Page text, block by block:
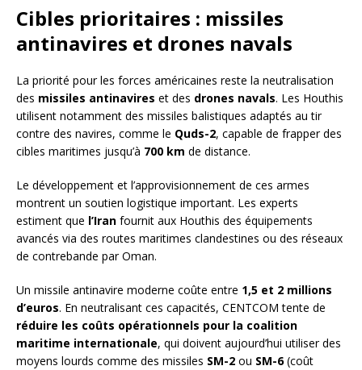
Cibles prioritaires : missiles
antinavires et drones navals
La priorité pour les forces américaines reste la neutralisation
des missiles antinavires et des drones navals. Les Houthis
utilisent notamment des missiles balistiques adaptés au tir
contre des navires, comme le Quds-2, capable de frapper des
cibles maritimes jusqu’à 700 km de distance.
Le développement et l’approvisionnement de ces armes
montrent un soutien logistique important. Les experts
estiment que l’Iran fournit aux Houthis des équipements
avancés via des routes maritimes clandestines ou des réseaux
de contrebande par Oman.
Un missile antinavire moderne coûte entre 1,5 et 2 millions
d’euros. En neutralisant ces capacités, CENTCOM tente de
réduire les coûts opérationnels pour la coalition
maritime internationale, qui doivent aujourd’hui utiliser des
moyens lourds comme des missiles SM-2 ou SM-6(coût